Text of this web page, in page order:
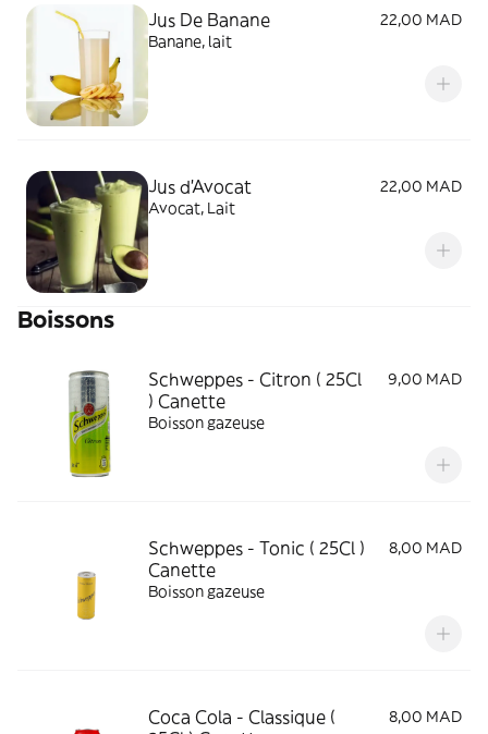
Jus De Banane
22,00 MAD
Banane, lait
Jus d'Avocat
22,00 MAD
Avocat, Lait
Boissons
Schweppes - Citron ( 25Cl
) Canette
9,00 MAD
Boisson gazeuse
Schweppes - Tonic ( 25Cl )
Canette
8,00 MAD
Boisson gazeuse
Coca Cola - Classique (
8,00 MAD